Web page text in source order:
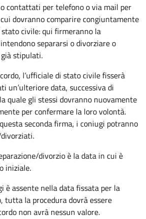
contattati per telefono o via mail per
dovranno comparire congiuntamente
civile: qui firmeranno la
separarsi o divorziare o
stipulati.
l’ufficiale di stato civile fisserà
un’ulteriore data, successiva di
quale gli stessi dovranno nuovamente
per confermare la loro volontà.
seconda firma, i coniugi potranno
divorzio è la data in cui è
iniziale.
è assente nella data fissata per la
tutta la procedura dovrà essere
non avrà nessun valore.